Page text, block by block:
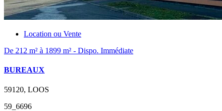
Location ou Vente
De 212 m² à 1899 m² - Dispo. Immédiate
BUREAUX
59120, LOOS
59_6696